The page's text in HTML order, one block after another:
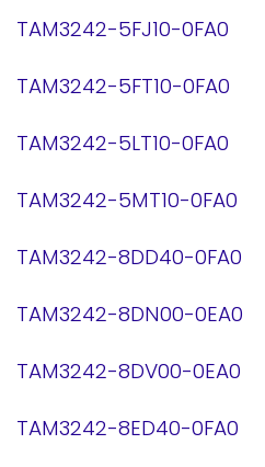
TAM3242-5FJ10-0FA0
TAM3242-5FT10-0FA0
TAM3242-5LT10-0FA0
TAM3242-5MT10-0FA0
TAM3242-8DD40-0FA0
TAM3242-8DN00-0EA0
TAM3242-8DV00-0EA0
TAM3242-8ED40-0FA0